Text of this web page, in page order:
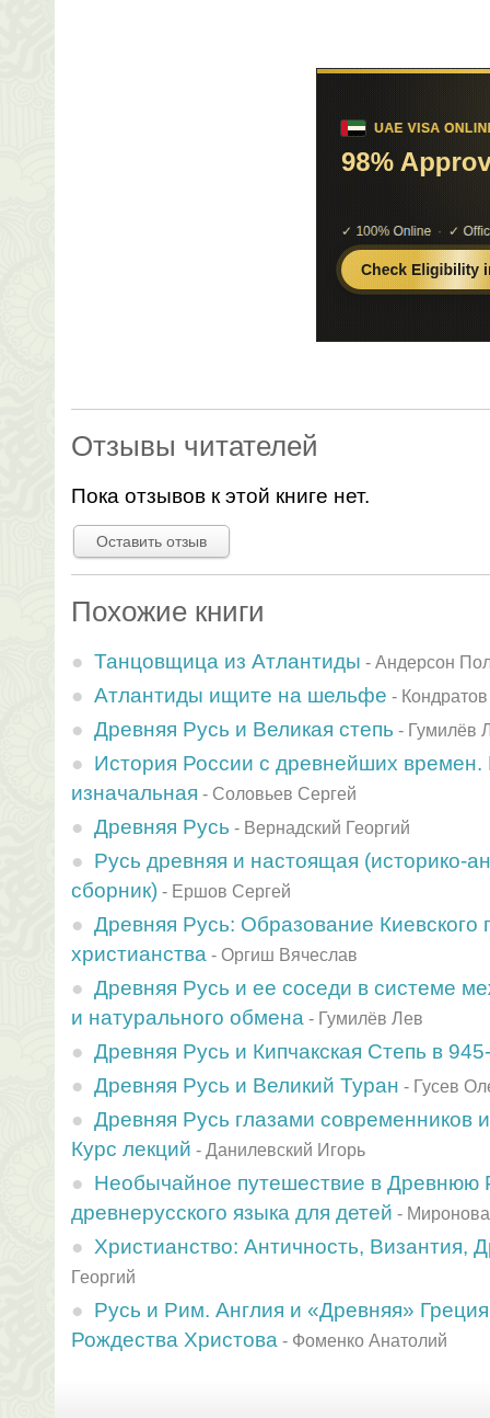
Отзывы читателей
Пока отзывов к этой книге нет.
Оставить отзыв
Похожие книги
Танцовщица из Атлантиды - Андерсон
Атлантиды ищите на шельфе -
Древняя Русь и Великая степь - Гумилёв
История России с древнейших времен.
изначальная - Соловьев Сергей
Древняя Русь - Вернадский Георгий
Русь древняя и настоящая (историко-
сборник) - Ершов Сергей
Древняя Русь: Образование Киевского
христианства - Оргиш Вячеслав
Древняя Русь и ее соседи в системе
и натурального обмена - Гумилёв Лев
Древняя Русь и Кипчакская Степь в
Древняя Русь и Великий Туран - Гусев
Древняя Русь глазами современников
Курс лекций - Данилевский Игорь
Необычайное путешествие в Древнюю
древнерусского языка для детей -
Христианство: Античность, Византия,
Георгий
Русь и Рим. Англия и «Древняя»
Рождества Христова - Фоменко Анатолий